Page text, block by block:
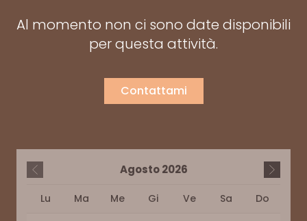
Al momento non ci sono date disponibili
per questa attività.
Contattami
Agosto 2026
Lu Ma Me Gi Ve Sa
Do